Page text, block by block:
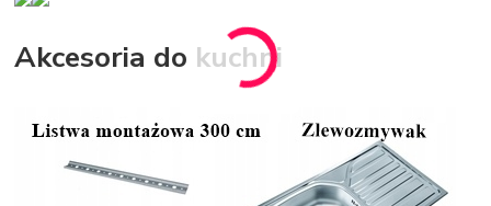
Akcesoria do kuchni